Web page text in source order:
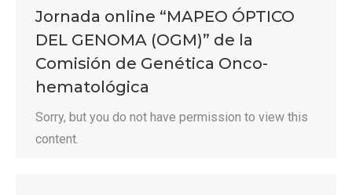
Jornada online “MAPEO ÓPTICO
DEL GENOMA (OGM)” de la
Comisión de Genética Onco-
hematológica
Sorry, but you do not have permission to view this
content.